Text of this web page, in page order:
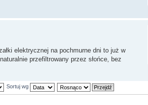
elektrycznej na pochmurne dni to już w
przefiltrowany przez słońce, bez
Sortuj wg